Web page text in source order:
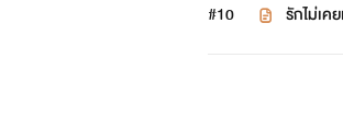
#10 รักไม่เค